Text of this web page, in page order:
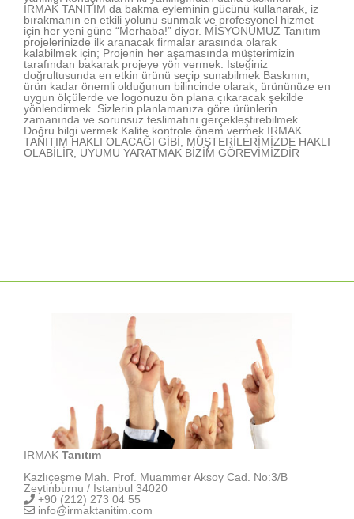
IRMAK TANITIM da bakma eyleminin gücünü kullanarak, iz
bırakmanın en etkili yolunu sunmak ve profesyonel hizmet
için her yeni güne “Merhaba!” diyor. MİSYONUMUZ Tanıtım
projelerinizde ilk aranacak firmalar arasında olarak
kalabilmek için; Projenin her aşamasında müşterimizin
tarafından bakarak projeye yön vermek. İsteğiniz
doğrultusunda en etkin ürünü seçip sunabilmek Baskının,
ürün kadar önemli olduğunun bilincinde olarak, ürününüze en
uygun ölçülerde ve logonuzu ön plana çıkaracak şekilde
yönlendirmek. Sizlerin planlamanıza göre ürünlerin
zamanında ve sorunsuz teslimatını gerçekleştirebilmek
Doğru bilgi vermek Kalite kontrole önem vermek IRMAK
TANITIM HAKLI OLACAĞI GİBİ, MÜŞTERİLERİMİZDE HAKLI
OLABİLİR, UYUMU YARATMAK BİZİM GÖREVİMİZDİR
IRMAK Tanıtım
Kazlıçeşme Mah. Prof. Muammer Aksoy Cad. No:3/B
Zeytinburnu / İstanbul 34020
+90 (212) 273 04 55
info@irmaktanitim.com